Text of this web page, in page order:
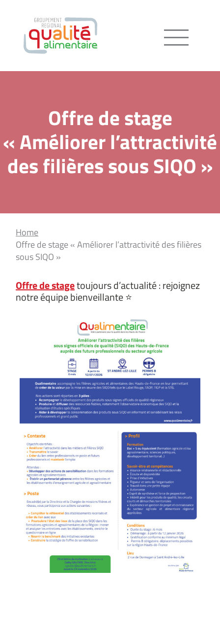
Menu
Offre de stage
« Améliorer l’attractivité
des filières sous SIQO »
Home
Offre de stage « Améliorer l’attractivité des filières
sous SIQO »
Offre de stagetoujours d’actualité : rejoignez
notre équipe bienveillante ⭐